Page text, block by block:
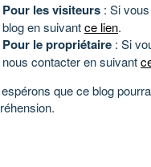
Pour les visiteurs : Si
blog en suivantce lien.
Pour le propriétaire : Si
nous contacter en suivant
que ce blog